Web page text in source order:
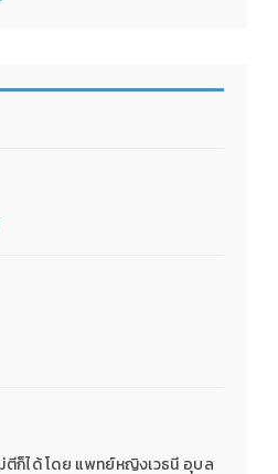
ตีก็ได้ โดย แพทย์หญิงเวธนี อุบล